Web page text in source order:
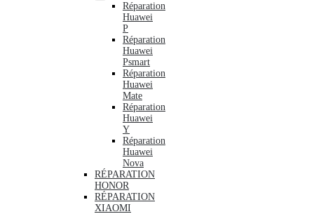
Réparation
Huawei
P
Réparation
Huawei
Psmart
Réparation
Huawei
Mate
Réparation
Huawei
Y
Réparation
Huawei
Nova
RÉPARATION
HONOR
RÉPARATION
XIAOMI